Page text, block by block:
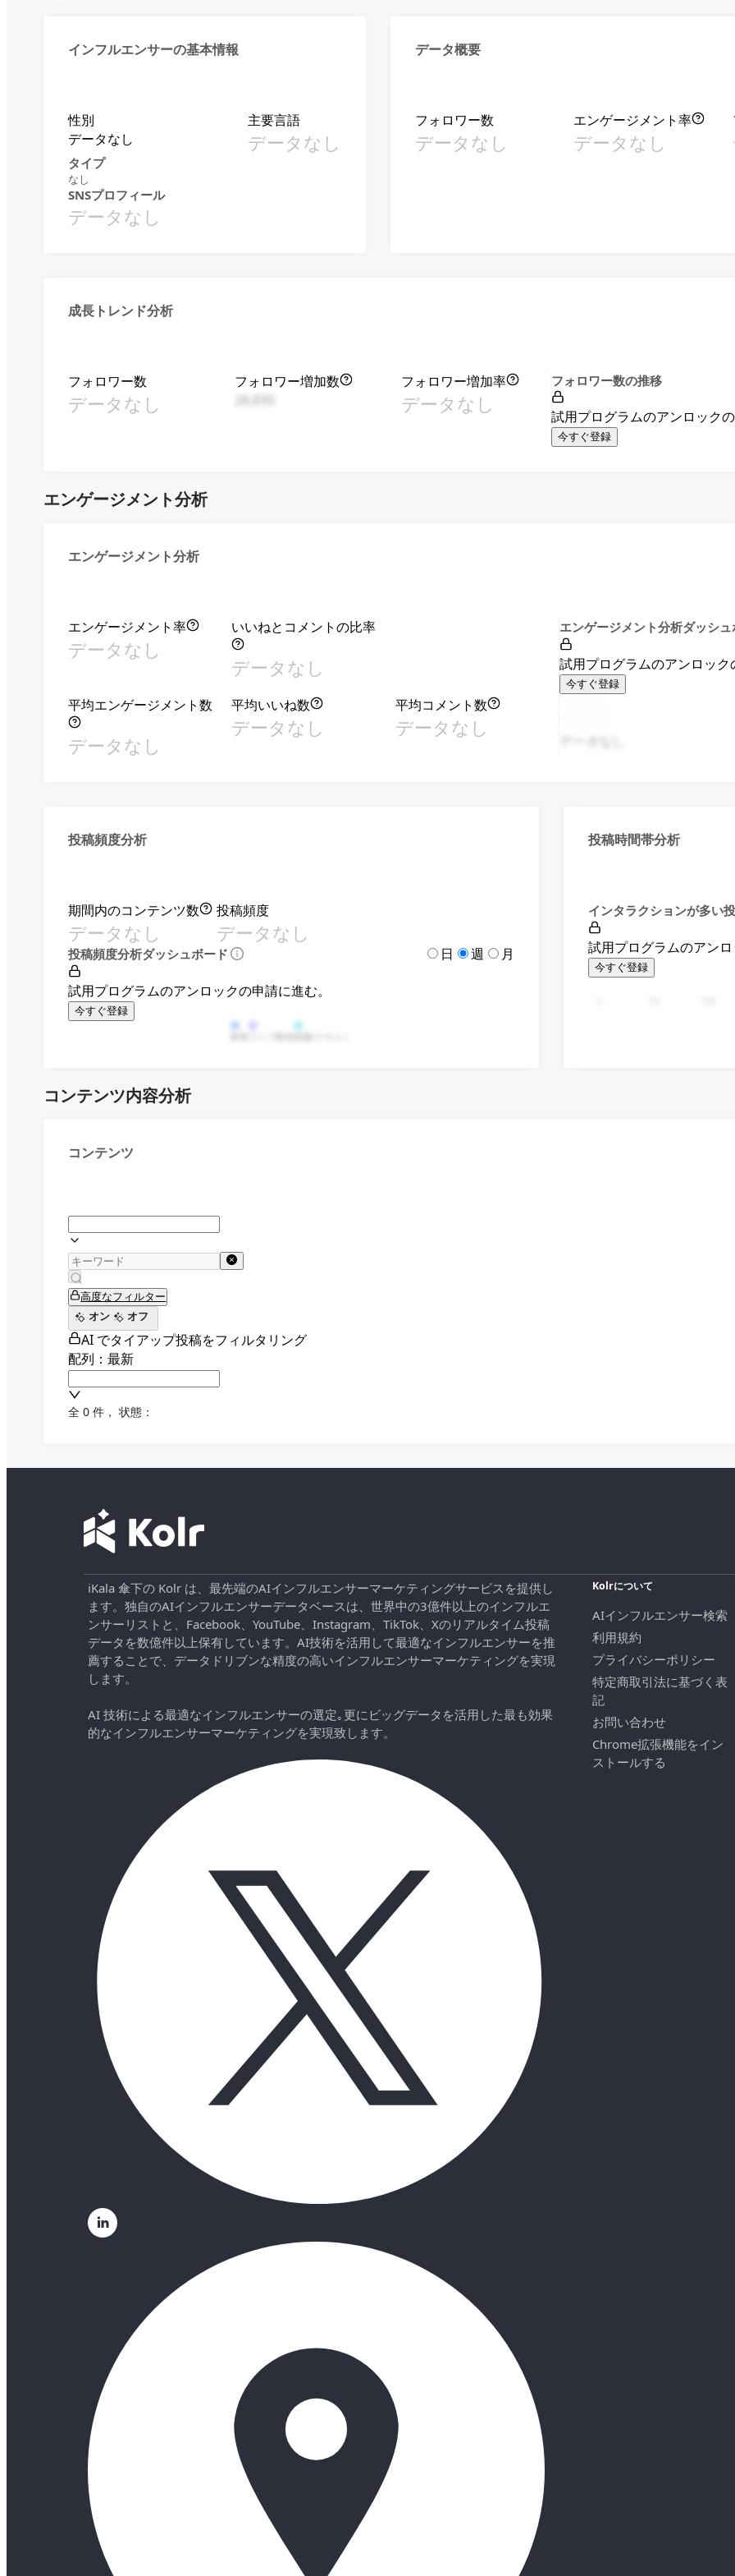
インフルエンサーの基本情報
性別
データなし
主要言語
データなし
タイプ
なし
SNSプロフィール
データなし
データ概要
フォロワー数
データなし
エンゲージメント率
データなし
成長トレンド分析
フォロワー数
データなし
フォロワー増加数
フォロワー増加率
データなし
フォロワー数の推移
試用プログラムのアンロックの
今すぐ登録
エンゲージメント分析
エンゲージメント分析
エンゲージメント率
データなし
いいねとコメントの比率
データなし
平均エンゲージメント数
データなし
平均いいね数
データなし
平均コメント数
データなし
エンゲージメント分析ダッシュ
試用プログラムのアンロック
今すぐ登録
投稿頻度分析
期間内のコンテンツ数
データなし
投稿頻度
データなし
投稿頻度分析ダッシュボード 日 週 月
試用プログラムのアンロックの申請に進む。
今すぐ登録
投稿時間帯分析
インタラクションが多い
試用プログラムのアンロ
今すぐ登録
コンテンツ内容分析
コンテンツ
高度なフィルター
オン
オフ
AI でタイアップ投稿をフィルタリング
配列：最新
全 0 件 ， 状態：
iKala 傘下の Kolr は、最先端のAIインフルエンサーマーケティングサービスを提供し
ます。独自のAIインフルエンサーデータベースは、世界中の3億件以上のインフルエ
ンサーリストと、Facebook、YouTube、Instagram、TikTok、Xのリアルタイム投稿
データを数億件以上保有しています。AI技術を活用して最適なインフルエンサーを推
薦することで、データドリブンな精度の高いインフルエンサーマーケティングを実現
します。
AI 技術による最適なインフルエンサーの選定｡更にビッグデータを活用した最も効果
的なインフルエンサーマーケティングを実現致します。
Kolrについて
AIインフルエンサー検索
利用規約
プライバシーポリシー
特定商取引法に基づく表
記
お問い合わせ
Chrome拡張機能をイン
ストールする